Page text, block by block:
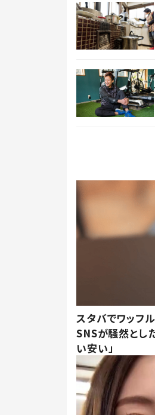
スタバでワッフ
SNSが騒然とし
い安い」